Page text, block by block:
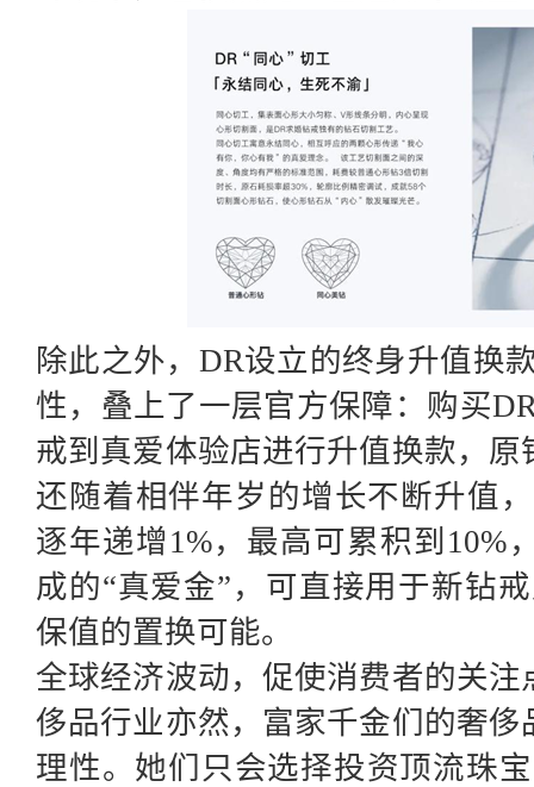
除此之外， DR设立的终身升值换
性，叠上了一层官方保障：购买
戒到真爱体验店进行升值换款，
还随着相伴年岁的增长不断升值
逐年递增1%，最高可累积到10%
成的“真爱金”，可直接用于新钻
保值的置换可能。
全球经济波动，促使消费者的关
侈品行业亦然，富家千金们的奢
理性。她们只会选择投资顶流珠